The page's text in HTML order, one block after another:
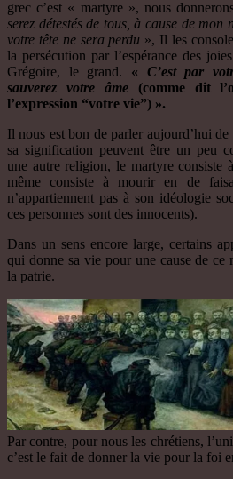
grec c’est « martyre », nous
serez détestés de tous, à cause de mon
votre tête ne sera perdu », Il les
la persécution par l’espérance des
Grégoire, le grand. « C’est par
sauverez votre âme(comme dit
l’expression “votre vie”) ».
Il nous est bon de parler aujourd’hui
sa signification peuvent être un peu
une autre religion, le martyre consiste
même consiste à mourir en de
n’appartiennent pas à son idéologie
ces personnes sont des innocents).
Dans un sens encore large, certains
qui donne sa vie pour une cause de ce
la patrie.
Par contre, pour nous les chrétiens,
c’est le fait de donner la vie pour la foi